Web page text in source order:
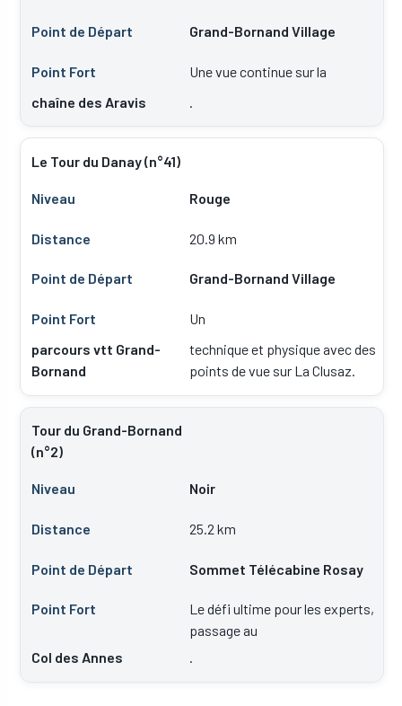
Grand-Bornand Village
Une vue continue sur la
chaîne des Aravis
.
Le Tour du Danay (n°41)
Rouge
20.9 km
Grand-Bornand Village
Un
parcours vtt Grand-
Bornand
technique et physique avec des
points de vue sur La Clusaz.
Tour du Grand-Bornand
(n°2)
Noir
25.2 km
Sommet Télécabine Rosay
Le défi ultime pour les experts,
passage au
Col des Annes
.